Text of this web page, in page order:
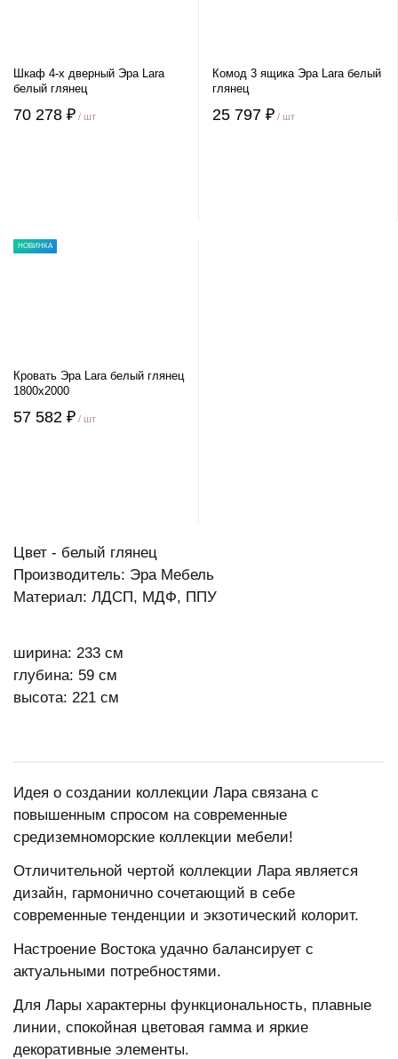
Шкаф 4-х дверный Эра Lara
белый глянец
70 278 ₽ / шт
Комод 3 ящика Эра Lara белый
глянец
25 797 ₽ / шт
НОВИНКА
Кровать Эра Lara белый глянец
1800х2000
57 582 ₽ / шт
Цвет - белый глянец
Производитель: Эра Мебель
Материал: ЛДСП, МДФ, ППУ
ширина: 233 см
глубина: 59 см
высота: 221 см
Идея о создании коллекции Лара связана с
повышенным спросом на современные
средиземноморские коллекции мебели!
Отличительной чертой коллекции Лара является
дизайн, гармонично сочетающий в себе
современные тенденции и экзотический колорит.
Настроение Востока удачно балансирует с
актуальными потребностями.
Для Лары характерны функциональность, плавные
линии, спокойная цветовая гамма и яркие
декоративные элементы.